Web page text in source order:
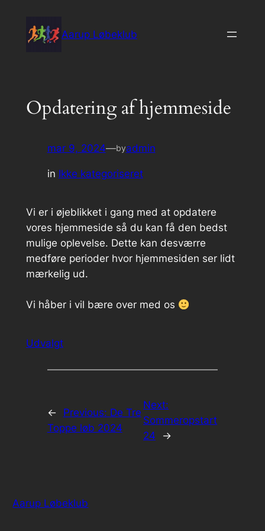
indhold
Aarup Løbeklub
Opdatering af hjemmeside
mar 9, 2024—byadmin
in Ikke kategoriseret
Vi er i øjeblikket i gang med at opdatere
vores hjemmeside så du kan få den bedst
mulige oplevelse. Dette kan desværre
medføre perioder hvor hjemmesiden ser lidt
mærkelig ud.
Vi håber i vil bære over med os
Udvalgt
← Previous: De Tre
Toppe løb 2024
Next:
Sommeropstart
24
→
Aarup Løbeklub